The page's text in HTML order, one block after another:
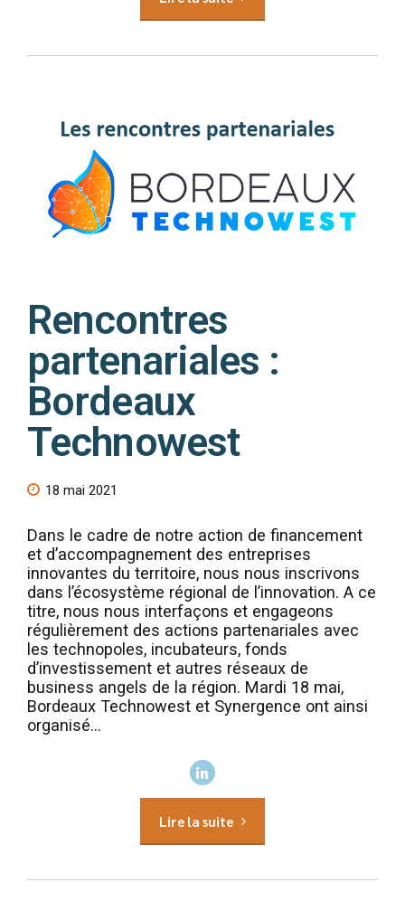
Rencontres
partenariales :
Bordeaux
Technowest
18 mai 2021
Dans le cadre de notre action de financement
et d’accompagnement des entreprises
innovantes du territoire, nous nous inscrivons
dans l’écosystème régional de l’innovation. A ce
titre, nous nous interfaçons et engageons
régulièrement des actions partenariales avec
les technopoles, incubateurs, fonds
d’investissement et autres réseaux de
business angels de la région. Mardi 18 mai,
Bordeaux Technowest et Synergence ont ainsi
organisé...
Lire la suite